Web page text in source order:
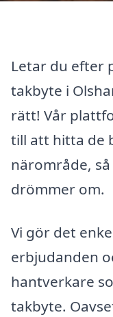
Letar du efter
takbyte i
rätt! Vår
till att hitta de
närområde,
drömmer om.
Vi gör det
erbjudanden
hantverkare
takbyte.